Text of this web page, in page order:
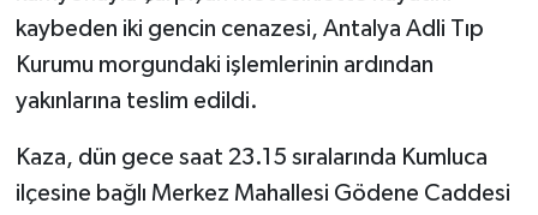
kaybeden iki gencin cenazesi, Antalya Adli Tıp
Kurumu morgundaki işlemlerinin ardından
yakınlarına teslim edildi.
Kaza, dün gece saat 23.15 sıralarında Kumluca
ilçesine bağlı Merkez Mahallesi Gödene Caddesi
Tarihi Yapılarımız